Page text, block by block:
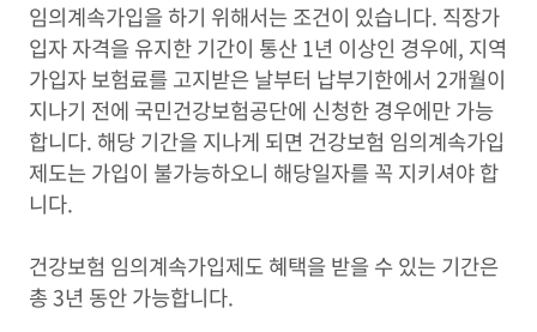
임의계속가입을 하기 위해서는 조건이 있습니다. 직장가
입자 자격을 유지한 기간이 통산 1년 이상인 경우에, 지역
가입자 보험료를 고지받은 날부터 납부기한에서 2개월이
지나기 전에 국민건강보험공단에 신청한 경우에만 가능
합니다. 해당 기간을 지나게 되면 건강보험 임의계속가입
제도는 가입이 불가능하오니 해당일자를 꼭 지키셔야 합
니다.
건강보험 임의계속가입제도 혜택을 받을 수 있는 기간은
총 3년 동안 가능합니다.